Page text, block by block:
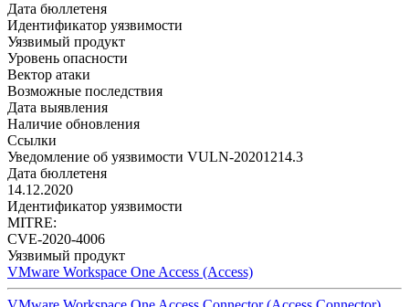
Дата бюллетеня
Идентификатор уязвимости
Уязвимый продукт
Уровень опасности
Вектор атаки
Возможные последствия
Дата выявления
Наличие обновления
Ссылки
Уведомление об уязвимости VULN-20201214.3
Дата бюллетеня
14.12.2020
Идентификатор уязвимости
MITRE:
CVE-2020-4006
Уязвимый продукт
VMware Workspace One Access (Access)